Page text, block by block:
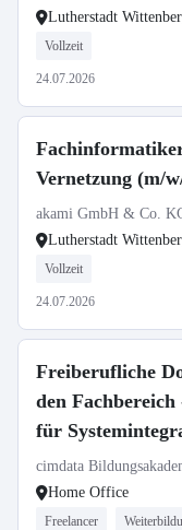
Lutherstadt
Vollzeit
24.07.2026
Vernetzung (m/
akami GmbH & Co.
Lutherstadt
Vollzeit
24.07.2026
Freiberufliche
den
für
cimdata
Home Office
Freelancer